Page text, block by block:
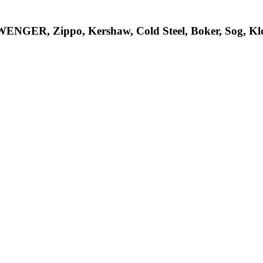
Zippo, Kershaw, Cold Steel, Boker, Sog,